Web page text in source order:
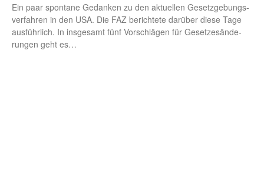
Ein paar spon­ta­ne Gedan­ken zu den aktu­el­len Gesetz­ge­bungs­
ver­fah­ren in den USA. Die FAZ berich­te­te dar­über die­se Tage
aus­führ­lich. In ins­ge­samt fünf Vor­schlä­gen für Geset­zes­än­de­
run­gen geht es…